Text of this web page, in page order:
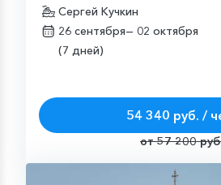
Сергей Кучкин
26 сентября— 02 октября
(7 дней)
54 340 руб. /
от 57 200